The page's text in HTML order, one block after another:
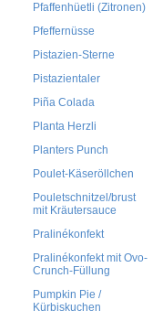
Pfaffenhüetli (Zitronen)
Pfeffernüsse
Pistazien-Sterne
Pistazientaler
Piña Colada
Planta Herzli
Planters Punch
Poulet-Käseröllchen
Pouletschnitzel/brust
mit Kräutersauce
Pralinékonfekt
Pralinékonfekt mit Ovo-
Crunch-Füllung
Pumpkin Pie /
Kürbiskuchen